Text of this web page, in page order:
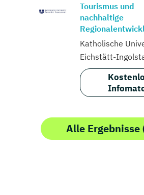
Tourismus und
nachhaltige
Katholische
Eichstätt-
Alle Ergebnisse